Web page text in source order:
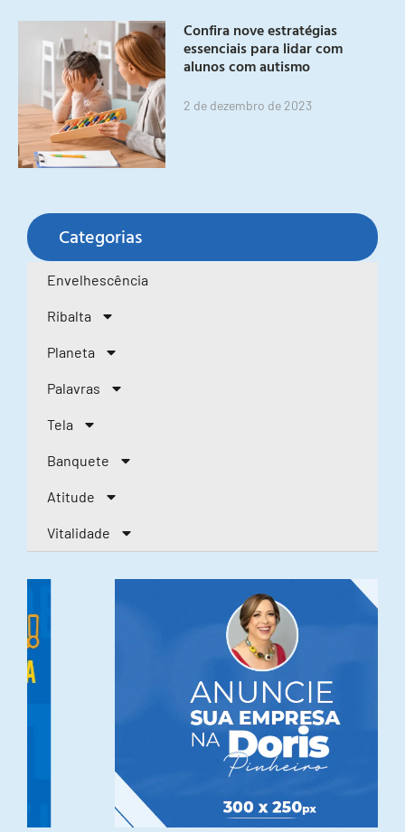
Confira nove estratégias
essenciais para lidar com
alunos com autismo
2 de dezembro de 2023
Categorias
Envelhescência
Ribalta
Planeta
Palavras
Tela
Banquete
Atitude
Vitalidade